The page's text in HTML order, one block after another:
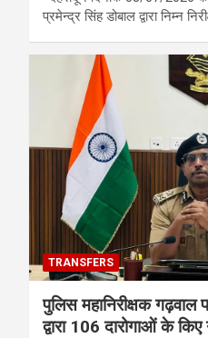
प्रमेन्द्र सिंह डोबाल द्वारा निम्न
TRANSFERS
पुलिस महानिरीक्षक गढ़वाल
द्वारा 106 दारोगाओं के